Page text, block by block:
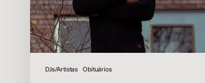
DJs/Artistas Obituários
de
Detroit
e
nome